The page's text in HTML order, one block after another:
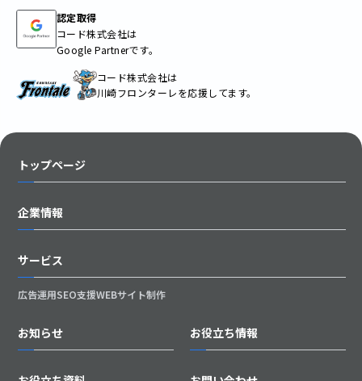
認定取得
コード株式会社は
Google Partnerです。
コード株式会社は
川崎フロンターレを応援してます。
トップページ
企業情報
サービス
広告運用SEO支援WEBサイト制作
お知らせ お役立ち情報